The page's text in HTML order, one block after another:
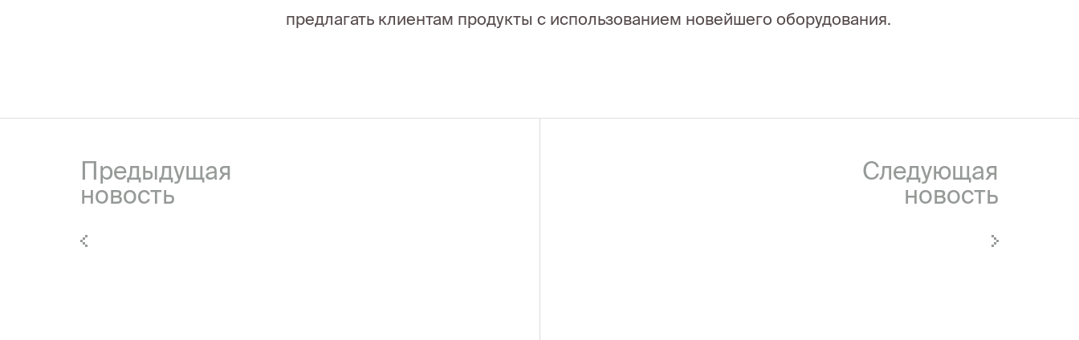
предлагать клиентам продукты с использованием новейшего оборудования.
Предыдущая
новость
Следующая
новость